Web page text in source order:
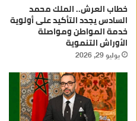
خطاب العرش.. الملك محمد
السادس يجدد التأكيد على أولوية
خدمة المواطن ومواصلة
الأوراش التنموية
يوليو 29, 2026